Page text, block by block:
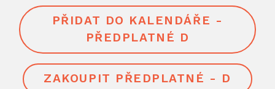
PŘIDAT DO KALENDÁŘE -
PŘEDPLATNÉ D
ZAKOUPIT PŘEDPLATNÉ - D